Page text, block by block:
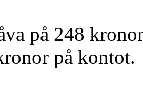
på 248
på kontot.